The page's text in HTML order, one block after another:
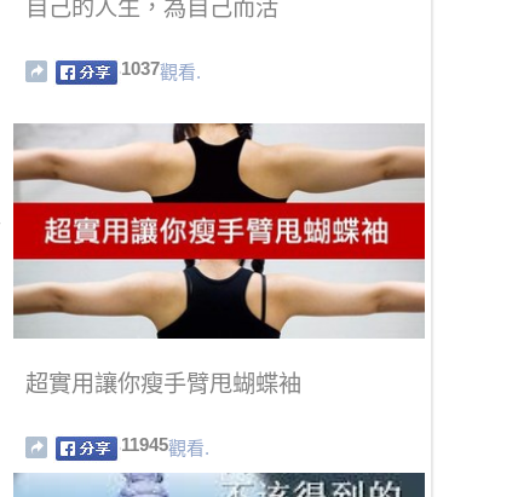
自己的人生，為自己而活
1037觀看.
超實用讓你瘦手臂甩蝴蝶袖
11945觀看.